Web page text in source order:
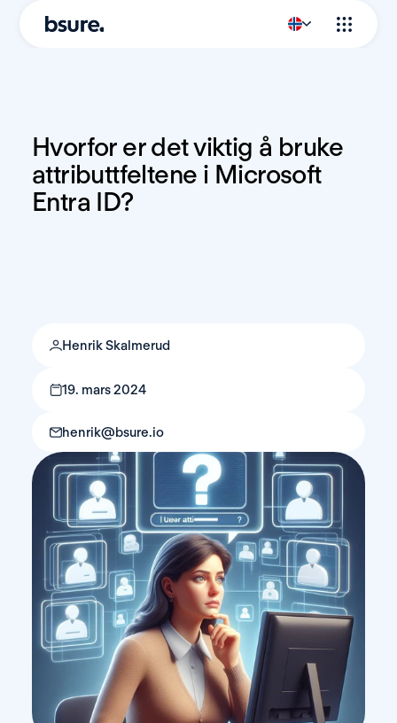
Hvorfor er det viktig å bruke
attributtfeltene i Microsoft
Entra ID?
Henrik Skalmerud
19. mars 2024
henrik@bsure.io